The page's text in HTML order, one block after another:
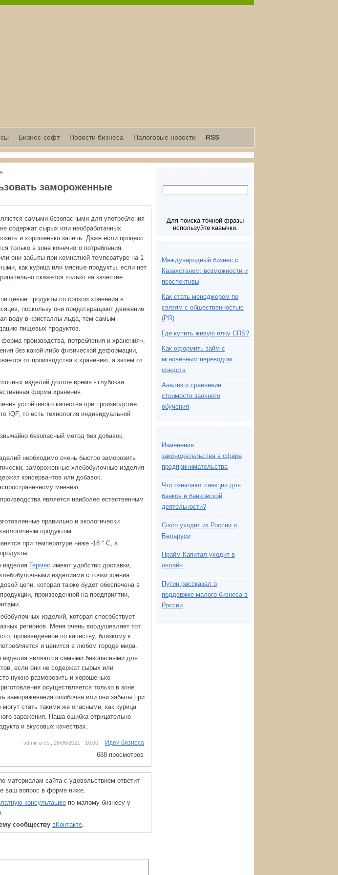
Бизнес-софт Новости бизнеса Налоговые новости RSS
замороженные
самыми безопасными для употребления
содержат сырых или необработанных
и хорошенько запечь. Даже если процесс
только в зоне конечного потребления.
они забыты при комнатной температуре на 1-
как курица или мясные продукты. если нет
скажется только на качестве
продукты со сроком хранения в
поскольку они предотвращают движение
воду в кристаллы льда, тем самым
пищевых продуктов.
производства, потребления и хранения»,
без какой-либо физической деформации,
от производства к хранению, а затем от
изделий долгое время - глубокая
форма хранения.
устойчивого качества при производстве
IQF, то есть технология индивидуальной
безопасный метод без добавок,
необходимо очень быстро заморозить
замороженные хлебобулочные изделия
консервантов или добавок,
мнению.
является наиболее естественным
правильно и экологически
продуктом.
при температуре ниже -18 ° C, а
изделия Гермес имеют удобство доставки,
изделиями с точки зрения
цепи, которая также будет обеспечена в
произведенной на предприятии,
изделий, которая способствует
регионов. Меня очень воодушевляет тот
произведенное по качеству, близкому к
и ценится в любом городе мира.
изделия являются самыми безопасными для
если они не содержат сырых или
нужно разморозить и хорошенько
осуществляется только в зоне
замораживания ошибочна или они забыты при
стать такими же опасными, как курица
заражения. Наша ошибка отрицательно
и вкусовых качествах.
admin в сб., 26/06/2021 - 10:00. Идеи бизнеса
688 просмотров
материалам сайта с удовольствием ответит
ваш вопрос в форме ниже.
консультацию по малому бизнесу у
сообществу вКонтакте.
Для поиска точной фразы
используйте кавычки.
Международный бизнес с
Казахстаном: возможности и
перспективы
Как стать менеджером по
связям с общественностью
(PR)
Где купить живую елку СПБ?
Как оформить займ с
мгновенным переводом
средств
Анализ и сравнение
стоимости заочного
обучения
Изменения
законодательства в сфере
предпринимательства
Что означают санкции для
банков и банковской
деятельности?
Cisco уходит из России и
Беларуси
Прайм Капитал уходит в
онлайн
Путин рассказал о
поддержке малого бизнеса в
России